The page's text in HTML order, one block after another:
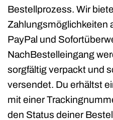
Bestellprozess. Wir
Zahlungsmöglichkeiten
PayPal und
NachBestelleingang
sorgfältig verpackt und
versendet. Du erhältst
mit einer
den Status deiner